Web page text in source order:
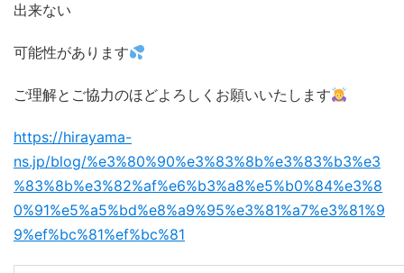
出来ない
可能性があります
ご理解とご協力のほどよろしくお願いいたします
https://hirayama-
ns.jp/blog/%e3%80%90%e3%83%8b%e3%83%b3%e3
%83%8b%e3%82%af%e6%b3%a8%e5%b0%84%e3%8
0%91%e5%a5%bd%e8%a9%95%e3%81%a7%e3%81%9
9%ef%bc%81%ef%bc%81